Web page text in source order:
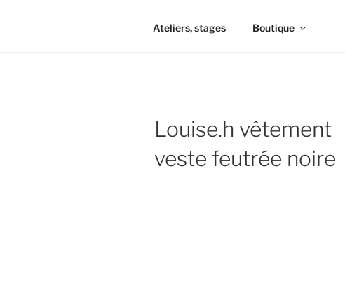
Ateliers, stages Boutique
Louise.h vêtement
veste feutrée noire